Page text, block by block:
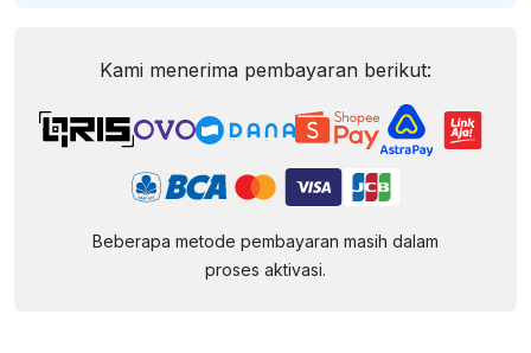
Kami menerima pembayaran berikut:
Beberapa metode pembayaran masih dalam
proses aktivasi.